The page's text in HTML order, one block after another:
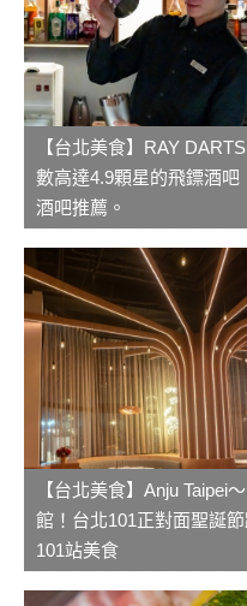
【台北美食】RAY
數高達4.9顆星的飛鏢酒
酒吧推薦。
【台北美食】Anju Taipei
館！台北101正對面聖誕
101站美食